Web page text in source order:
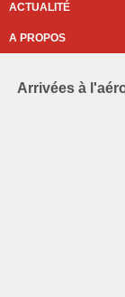
ACTUALITÉ
A PROPOS
Arrivées à